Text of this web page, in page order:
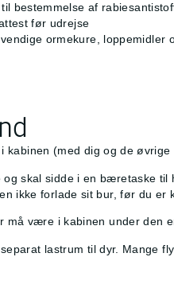
bestemmelse af
før udrejse
ormekure, loppemidler
kabinen (med dig og de
og skal sidde i en bæretaske
ikke forlade sit bur, før du er
være i kabinen under den
lastrum til dyr. Mange